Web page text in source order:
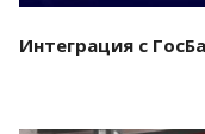
Интеграция с